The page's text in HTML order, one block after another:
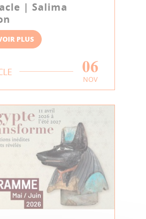
| Salima
PLUS
06
NOV